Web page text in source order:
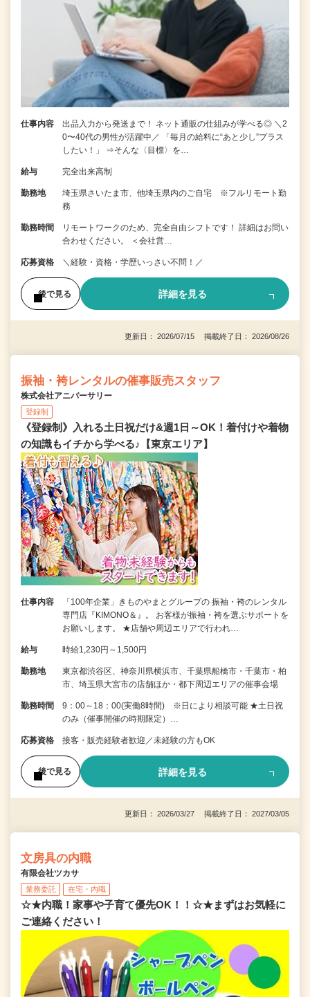
仕事内容
出品入力から発送まで！ ネット通販の仕組みが学べる◎ ＼2
0〜40代の男性が活躍中／ 「毎月の給料に“あと少し”プラス
したい！」 ⇒そんな〈目標〉を…
給与 完全出来高制
勤務地
埼玉県さいたま市、他埼玉県内のご自宅 ※フルリモート勤
務
勤務時間
リモートワークのため、完全自由シフトです！ 詳細はお問い
合わせください。 ＜会社営…
応募資格 ＼経験・資格・学歴いっさい不問！／
後で見る 詳細を見る
更新日： 2026/07/15 掲載終了日： 2026/08/26
振袖・袴レンタルの催事販売スタッフ
株式会社アニバーサリー
登録制
《登録制》入れる土日祝だけ&週1日～OK！着付けや着物
の知識もイチから学べる♪【東京エリア】
仕事内容
「100年企業」きものやまとグループの 振袖・袴のレンタル
専門店『KIMONO＆』。 お客様が振袖・袴を選ぶサポートを
お願いします。 ★店舗や周辺エリアで行われ…
給与 時給1,230円～1,500円
勤務地
東京都渋谷区、神奈川県横浜市、千葉県船橋市・千葉市・柏
市、埼玉県大宮市の店舗ほか・都下周辺エリアの催事会場
勤務時間
9：00～18：00(実働8時間) ※日により相談可能 ★土日祝
のみ（催事開催の時期限定）…
応募資格 接客・販売経験者歓迎／未経験の方もOK
後で見る 詳細を見る
更新日： 2026/03/27 掲載終了日： 2027/03/05
文房具の内職
有限会社ツカサ
業務委託 在宅・内職
☆★内職！家事や子育て優先OK！！☆★まずはお気軽に
ご連絡ください！